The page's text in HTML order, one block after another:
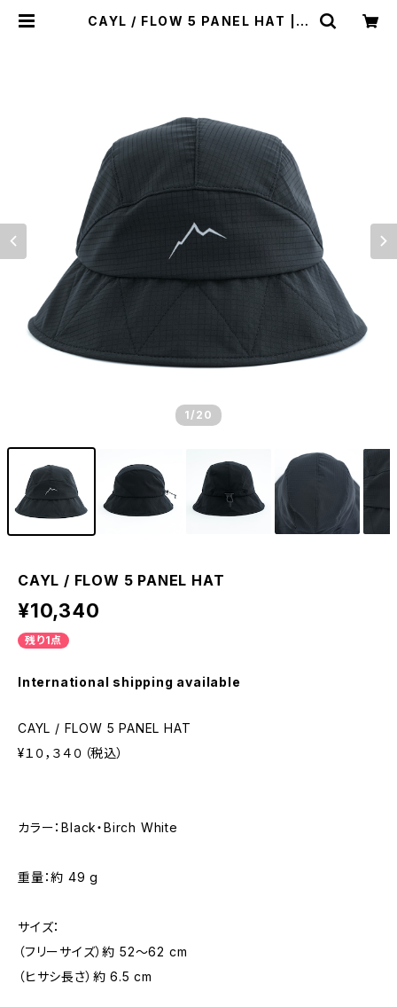
CAYL / FLOW 5 PANEL HAT | s
1 /20
CAYL / FLOW 5 PANEL HAT
¥10,340
残り1点
International shipping available
CAYL / FLOW 5 PANEL HAT
¥１０，３４０（税込）
カラー：Black・Birch White
重量：約 49 g
サイズ：
（フリーサイズ）約 52〜62 cm
（ヒサシ長さ）約 6.5 cm